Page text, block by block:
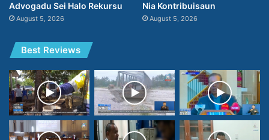
Advogadu Sei Halo Rekursu
August 5, 2026
Nia Kontribuisaun
August 5, 2026
Best Reviews